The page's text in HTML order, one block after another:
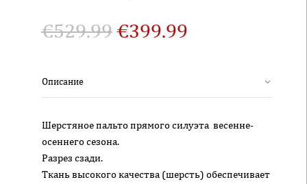
€529.99€399.99
Описание
Шерстяное пальто прямого силуэта весенне-
осеннего сезона.
Разрез сзади.
Ткань высокого качества (шерсть) обеспечивает